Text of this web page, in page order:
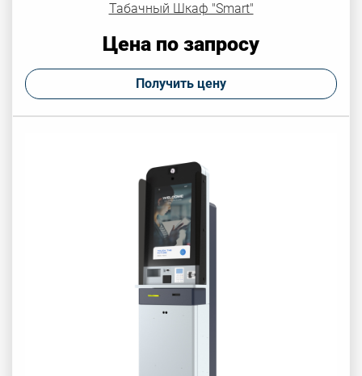
Табачный Шкаф "Smart"
Цена по запросу
Получить цену